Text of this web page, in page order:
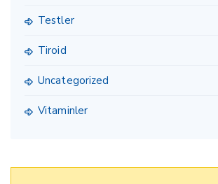
Testler
Tiroid
Uncategorized
Vitaminler